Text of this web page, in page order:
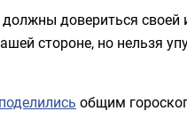
довериться своей
стороне, но нельзя
поделились общим